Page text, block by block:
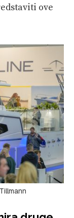
ove